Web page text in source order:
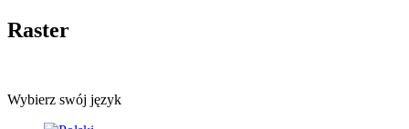
Raster
Wybierz swój język